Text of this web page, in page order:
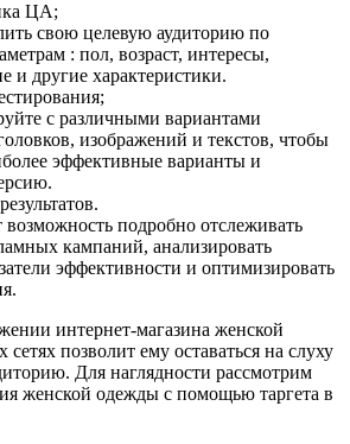
ЦА;
свою целевую аудиторию по
: пол, возраст, интересы,
и другие характеристики.
с различными вариантами
изображений и текстов, чтобы
эффективные варианты и
возможность подробно отслеживать
кампаний, анализировать
эффективности и оптимизировать
интернет-магазина женской
позволит ему оставаться на слуху
Для наглядности рассмотрим
женской одежды с помощью таргета в